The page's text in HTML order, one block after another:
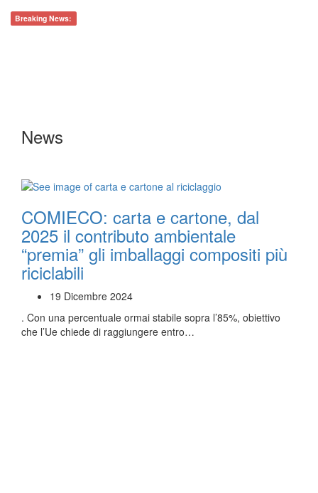
Breaking News:
News
COMIECO: carta e cartone, dal
2025 il contributo ambientale
“premia” gli imballaggi compositi più
riciclabili
19 Dicembre 2024
. Con una percentuale ormai stabile sopra l’85%, obiettivo
che l’Ue chiede di raggiungere entro…